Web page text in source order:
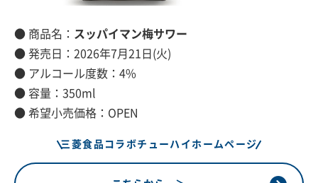
● 商品名： スッパイマン梅サワー
● 発売日：2026年7月21日(火)
● アルコール度数：4%
● 容量：350ml
● 希望小売価格：OPEN
三菱食品コラボチューハイホームページ